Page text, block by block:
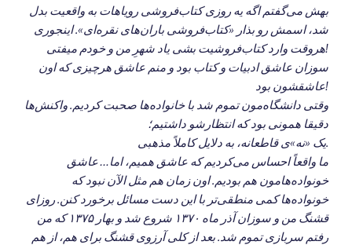
بهش می‌گفتم اگه یه روزی کتاب‌فروشی رویاهات به واقعیت بدل
شد، اسمش رو بذار «کتاب‌فروشی باران‌های نقره‌ای». اینجوری
هروقت وارد کتاب‌فروشیت بشی یاد شهرِ من و خودم میفتی!
سوزان عاشق ادبیات و کتاب بود و منم عاشق هرچیزی که اون
عاشقشون بود!
وقتی دانشگاه‌مون تموم شد با خانواده‌ها صحبت کردیم. واکنش‌ها
دقیقا همونی بود که انتظارشو داشتیم؛
یک «نه»ی قاطعانه، به دلایل کاملاً مذهبی.
ما واقعاً احساس می‌کردیم که عاشق همیم، اما… عاشق
خونواده‌هامون هم بودیم. اون زمان هم مثل الآن نبود که
خونواده‌ها کمی منطقی‌تر با این دست مسائل برخورد کنن. روزای
قشنگ من و سوزان آذر ماه ۱۳۷۰ شروع شد و بهار ۱۳۷۵ که من
رفتم سربازی تموم شد. بعد از کلی آرزوی قشنگ برای هم، از هم